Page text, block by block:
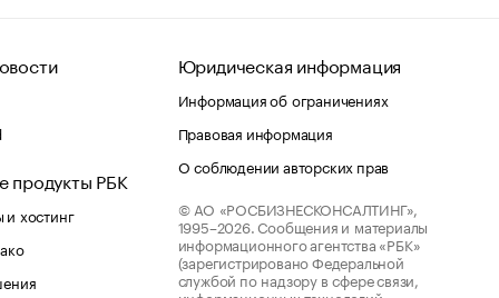
продукты РБК
хостинг
Юридическая информация
Информация об ограничениях
Правовая информация
О соблюдении авторских прав
© АО «РОСБИЗНЕСКОНСАЛТИНГ»,
1995–2026. Сообщения и материалы
информационного агентства «РБК»
(зарегистрировано Федеральной
службой по надзору в сфере связи,